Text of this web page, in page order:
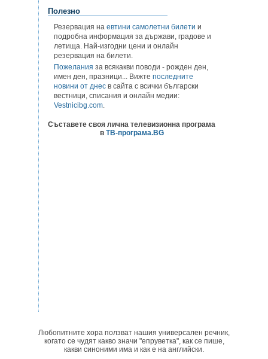
Полезно
Резервация на евтини самолетни билети и
подробна информация за държави, градове и
летища. Най-изгодни цени и онлайн
резервация на билети.
Пожелания за всякакви поводи - рожден ден,
имен ден, празници... Вижте последните
новини от днес в сайта с всички български
вестници, списания и онлайн медии:
Vestnicibg.com.
Съставете своя лична телевизионна програма
в ТВ-програма.BG
Любопитните хора ползват нашия универсален речник,
когато се чудят какво значи "епруветка", как се пише,
какви синоними има и как е на английски.